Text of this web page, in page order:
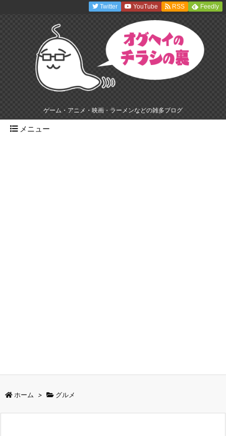
ゲーム・アニメ・映画・ラーメンなどの雑多ブログ
メニュー
Twitter YouTube RSS Feedly
ホーム > グルメ